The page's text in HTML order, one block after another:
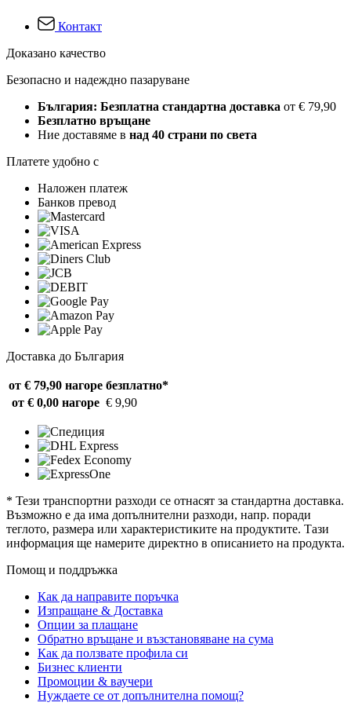
Контакт
Доказано качество
Безопасно и надеждно пазаруване
България: Безплатна стандартна доставка от € 79,90
Безплатно връщане
Ние доставяме в над 40 страни по света
Платете удобно с
Наложен платеж
Банков превод
Доставка до България
от € 79,90 нагоре безплатно*
от € 0,00 нагоре € 9,90
* Тези транспортни разходи се отнасят за стандартна доставка.
Възможно е да има допълнителни разходи, напр. поради
теглото, размера или характеристиките на продуктите. Тази
информация ще намерите директно в описанието на продукта.
Помощ и поддръжка
Как да направите поръчка
Изпращане & Доставка
Опции за плащане
Обратно връщане и възстановяване на сума
Как да ползвате профила си
Бизнес клиенти
Промоции & ваучери
Нуждаете се от допълнителна помощ?